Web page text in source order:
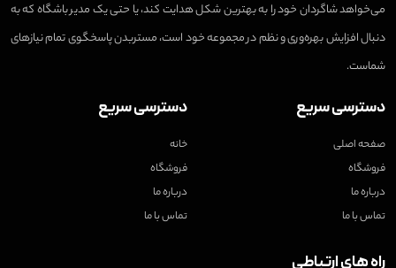
می‌خواهد شاگردان خود را به بهترین شکل هدایت کند، یا حتی یک مدیر باشگاه که به
دنبال افزایش بهره‌وری و نظم در مجموعه خود است، مستربدن پاسخگوی تمام نیازهای
شماست.
دسترسی سریع
صفحه اصلی
فروشگاه
درباره ما
تماس با ما
دسترسی سریع
خانه
فروشگاه
درباره ما
تماس با ما
راه های ارتباطی